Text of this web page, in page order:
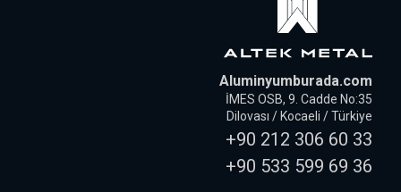
Aluminyumburada.com
İMES OSB, 9. Cadde No:35
Dilovası / Kocaeli / Türkiye
+90 212 306 60 33
+90 533 599 69 36